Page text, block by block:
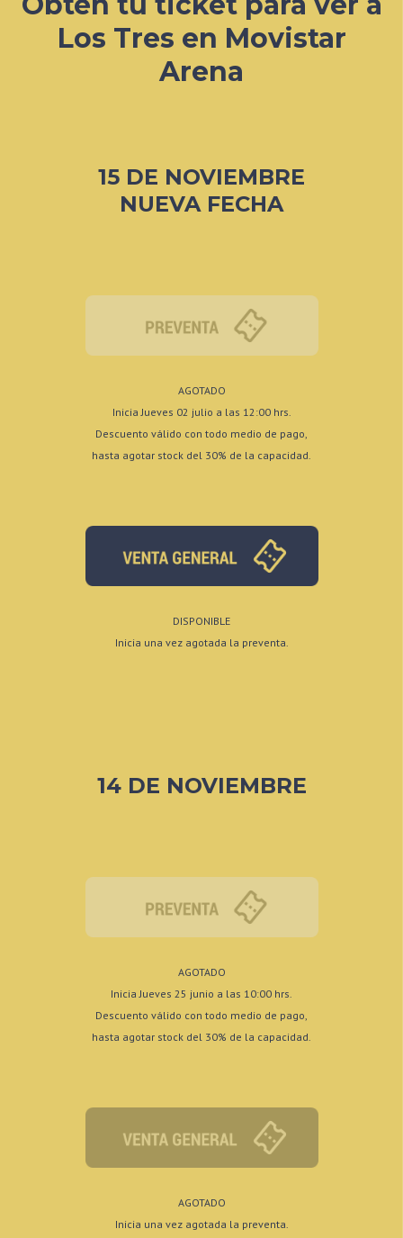
Los Tres en Movistar
Arena
15 DE NOVIEMBRE
NUEVA FECHA
AGOTADO
Inicia Jueves 02 julio a las 12:00 hrs.
Descuento válido con todo medio de pago,
hasta agotar stock del 30% de la capacidad.
DISPONIBLE
Inicia una vez agotada la preventa.
14 DE NOVIEMBRE
AGOTADO
Inicia Jueves 25 junio a las 10:00 hrs.
Descuento válido con todo medio de pago,
hasta agotar stock del 30% de la capacidad.
AGOTADO
Inicia una vez agotada la preventa.